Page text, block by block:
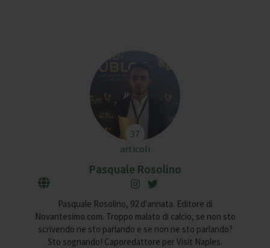
37
articoli
Pasquale Rosolino
Pasquale Rosolino, 92 d'annata. Editore di
Novantesimo.com. Troppo malato di calcio, se non sto
scrivendo ne sto parlando e se non ne sto parlando?
Sto sognando! Caporedattore per Visit Naples.